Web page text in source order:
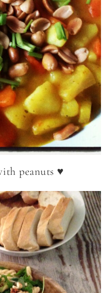
peanuts ♥